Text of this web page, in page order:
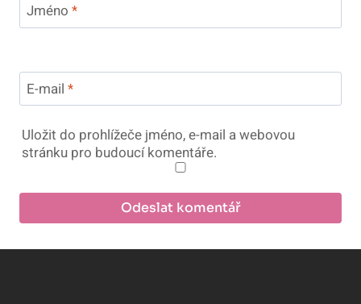
Jméno *
E-mail *
Uložit do prohlížeče jméno, e-mail a webovou
stránku pro budoucí komentáře.